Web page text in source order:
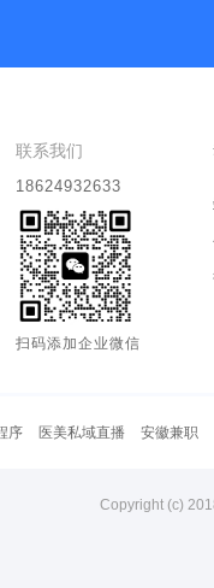
联系我们
18624932633
扫码添加企业微信
序 医美私域直播 安徽兼职
Copyright (c)